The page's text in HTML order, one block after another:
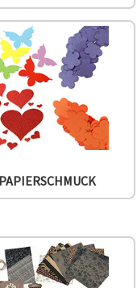
PAPIERSCHMUCK